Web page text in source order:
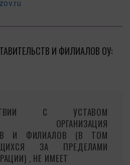
И ФИЛИАЛОВ ОУ:
С УСТАВОМ
ОРГАНИЗАЦИЯ
И ФИЛИАЛОВ (В ТОМ
ЗА ПРЕДЕЛАМИ
, НЕ ИМЕЕТ